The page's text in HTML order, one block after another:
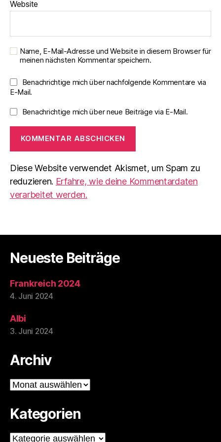
Website
Name, E-Mail-Adresse und Website in diesem Browser für
meinen nächsten Kommentar speichern.
Benachrichtige mich über nachfolgende Kommentare via
E-Mail.
Benachrichtige mich über neue Beiträge via E-Mail.
Diese Website verwendet Akismet, um Spam zu
reduzieren. Erfahre, wie deine Kommentardaten
verarbeitet werden.
Neueste Beiträge
Frankreich 2024
4. Juni 2024
Albi
3. Juni 2024
Archiv
Archiv
Kategorien
Kategorien